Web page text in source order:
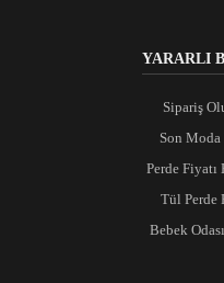
YARARLI
Sipariş
Son Moda
Perde Fiyatı
Tül Perde
Bebek